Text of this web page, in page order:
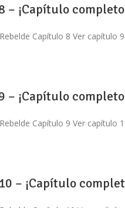
– ¡Capítulo
Capítulo 8 Ver
– ¡Capítulo
Capítulo 9 Ver
– ¡Capítulo